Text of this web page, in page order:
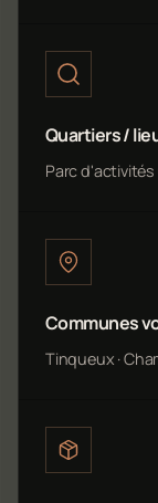
Quartiers /
Parc d'activités
Communes
Tinqueux ·